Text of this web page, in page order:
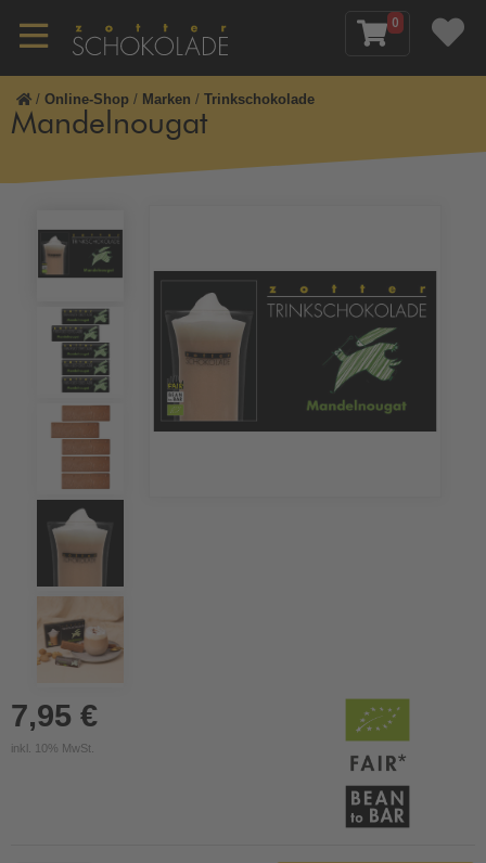
0
/ Online-Shop / Marken / Trinkschokolade
Mandelnougat
7,95 €
inkl. 10% MwSt.